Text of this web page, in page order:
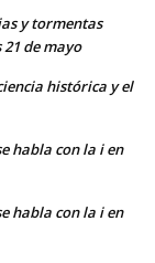
y tormentas
de mayo
histórica y el
habla con la i en
habla con la i en